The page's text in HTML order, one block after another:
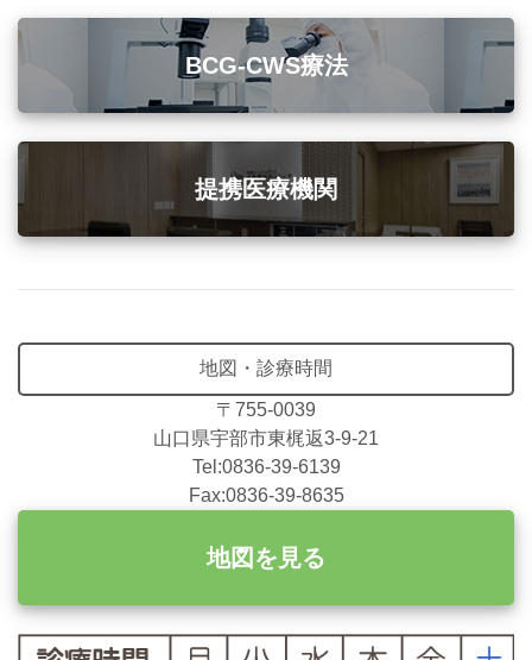
BCG-CWS療法
提携医療機関
地図・診療時間
〒755-0039
山口県宇部市東梶返3-9-21
Tel:0836-39-6139
Fax:0836-39-8635
地図を見る